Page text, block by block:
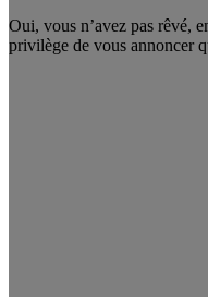
Oui, vous n’avez pas rêvé,
privilège de vous annoncer